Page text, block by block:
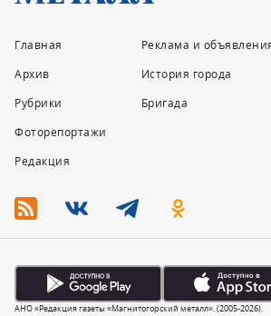
Главная
Архив
Рубрики
Фоторепортажи
Редакция
Реклама и
История города
Бригада
АНО «Редакция газеты «Магнитогорский металл». (2005-2026).